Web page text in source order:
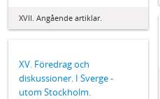
XVII. Angående artiklar.
XV. Föredrag och
diskussioner. I Sverge -
utom Stockholm.